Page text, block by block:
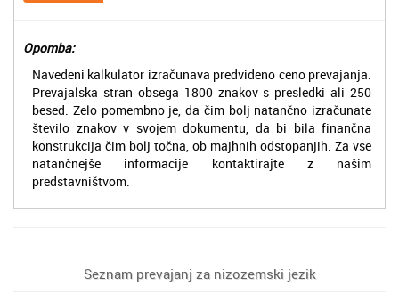
Opomba:
Navedeni kalkulator izračunava predvideno ceno prevajanja.
Prevajalska stran obsega 1800 znakov s presledki ali 250
besed. Zelo pomembno je, da čim bolj natančno izračunate
število znakov v svojem dokumentu, da bi bila finančna
konstrukcija čim bolj točna, ob majhnih odstopanjih. Za vse
natančnejše informacije kontaktirajte z našim
predstavništvom.
Seznam prevajanj za nizozemski jezik